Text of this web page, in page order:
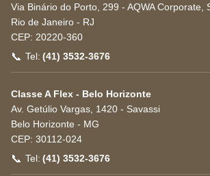
Via Binário do Porto, 299 - AQWA Corporate,
Rio de Janeiro - RJ
CEP: 20220-360
📞 Tel: (41) 3532-3676
Classe A Flex - Belo Horizonte
Av. Getúlio Vargas, 1420 - Savassi
Belo Horizonte - MG
CEP: 30112-024
📞 Tel: (41) 3532-3676